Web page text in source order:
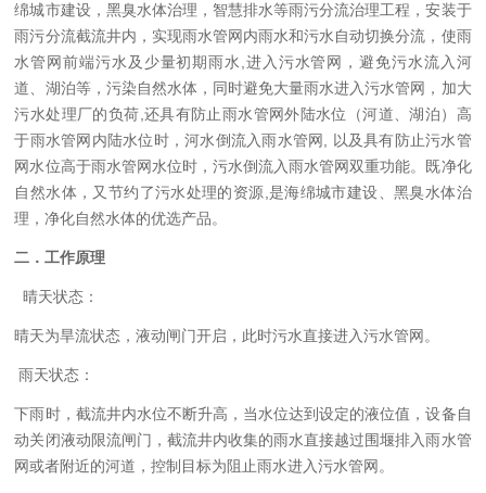
绵城市建设，黑臭水体治理，智慧排水等雨污分流治理工程，安装于
雨污分流截流井内 ，实现雨水管网内雨水和污水自动切换分流，使雨
水管网前端污水及少量初期雨水 ,进入污水管网，避免污水流入河
道、湖泊等，污染自然水体，同时避免大量雨水进入污水管网，加大
污水处理厂的负荷,还具有防止雨水管网外陆水位（河道、湖泊）高
于雨水管网内陆水位时，河水倒流入雨水管网, 以及具有防止污水管
网水位高于雨水管网水位时，污水倒流入雨水管网双重功能。既净化
自然水体，又节约了污水处理的资源,是海绵城市建设、黑臭水体治
理，净化自然水体的优选产品。
二．工作原理
晴天状态：
晴天为旱流状态，液动闸门开启，此时污水直接进入污水管网。
雨天状态：
下雨时，截流井内水位不断升高，当水位达到设定的液位值，设备自
动关闭液动限流闸门，截流井内收集的雨水直接越过围堰排入雨水管
网或者附近的河道，控制目标为阻止雨水进入污水管网。